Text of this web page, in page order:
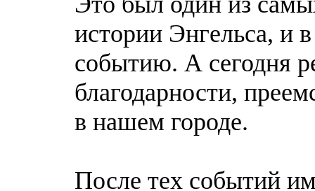
истории Энгельса, и
событию. А сегодня
благодарности,
в нашем городе.
После тех событий